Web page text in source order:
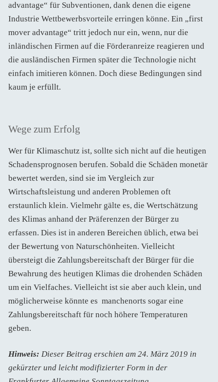
advantage“ für Subventionen, dank denen die eigene
Industrie Wettbewerbsvorteile erringen könne. Ein „first
mover advantage“ tritt jedoch nur ein, wenn, nur die
inländischen Firmen auf die Förderanreize reagieren und
die ausländischen Firmen später die Technologie nicht
einfach imitieren können. Doch diese Bedingungen sind
kaum je erfüllt.
Wege zum Erfolg
Wer für Klimaschutz ist, sollte sich nicht auf die heutigen
Schadensprognosen berufen. Sobald die Schäden monetär
bewertet werden, sind sie im Vergleich zur
Wirtschaftsleistung und anderen Problemen oft
erstaunlich klein. Vielmehr gälte es, die Wertschätzung
des Klimas anhand der Präferenzen der Bürger zu
erfassen. Dies ist in anderen Bereichen üblich, etwa bei
der Bewertung von Naturschönheiten. Vielleicht
übersteigt die Zahlungsbereitschaft der Bürger für die
Bewahrung des heutigen Klimas die drohenden Schäden
um ein Vielfaches. Vielleicht ist sie aber auch klein, und
möglicherweise könnte es manchenorts sogar eine
Zahlungsbereitschaft für noch höhere Temperaturen
geben.
Hinweis: Dieser Beitrag erschien am 24. März 2019 in
gekürzter und leicht modifizierter Form in der